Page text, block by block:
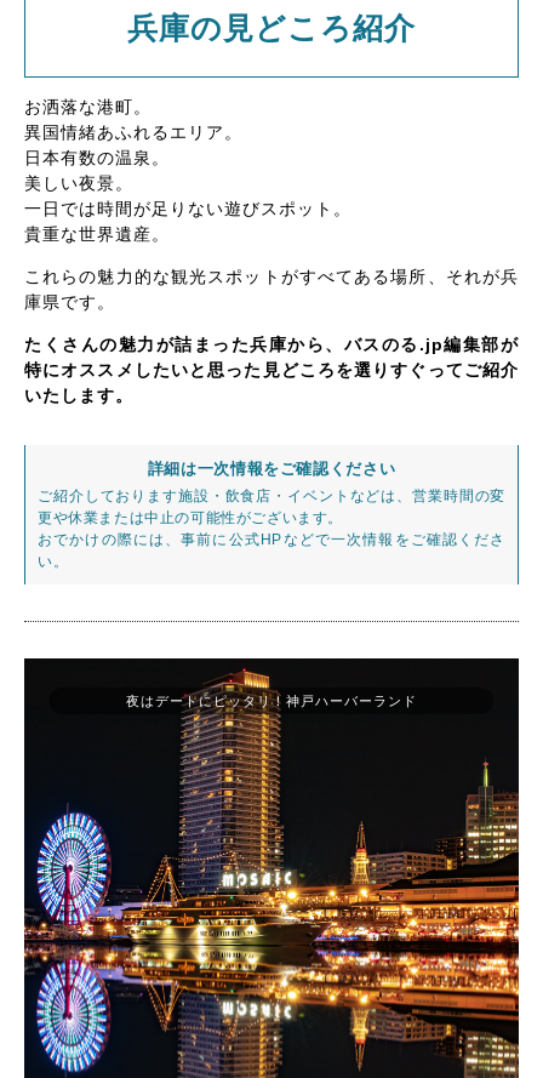
兵庫の見どころ紹介
お洒落な港町。
異国情緒あふれるエリア。
日本有数の温泉。
美しい夜景。
一日では時間が足りない遊びスポット。
貴重な世界遺産。
これらの魅力的な観光スポットがすべてある場所、それが兵
庫県です。
たくさんの魅力が詰まった兵庫から、バスのる.jp編集部が
特にオススメしたいと思った見どころを選りすぐってご紹介
いたします。
詳細は一次情報をご確認ください
ご紹介しております施設・飲食店・イベントなどは、営業時間の変
更や休業または中止の可能性がございます。
おでかけの際には、事前に公式HPなどで一次情報をご確認くださ
い。
夜はデートにピッタリ！神戸ハーバーランド